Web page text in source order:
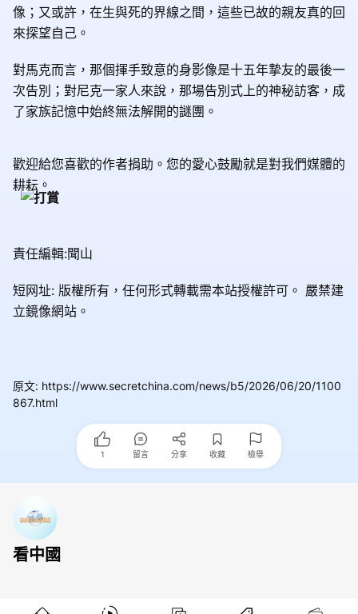
像；又或許，在生與死的界線之間，這些已故的親友真的回
來探望自己。
對馬克而言，那個揮手致意的身影像是十五年摯友的最後一
次告別；對尼克一家人來說，那場告別式上的神秘訪客，成
了家族記憶中始終無法解開的謎團。
歡迎給您喜歡的作者捐助。您的愛心鼓勵就是對我們媒體的
耕耘。
責任編輯:聞山
短网址: 版權所有，任何形式轉載需本站授權許可。 嚴禁建
立鏡像網站。
原文: https://www.secretchina.com/news/b5/2026/06/20/1100
867.html
1 留言 分享 收藏 檢舉
看中國